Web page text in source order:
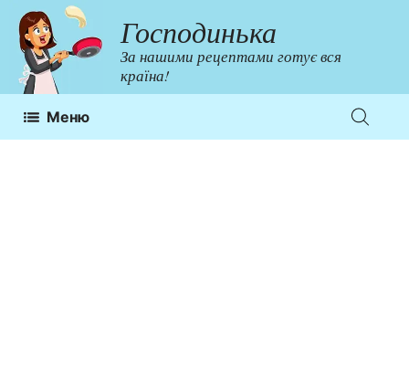
Перейти
до
контенту
Господинька
За нашими рецептами готує вся
країна!
Меню